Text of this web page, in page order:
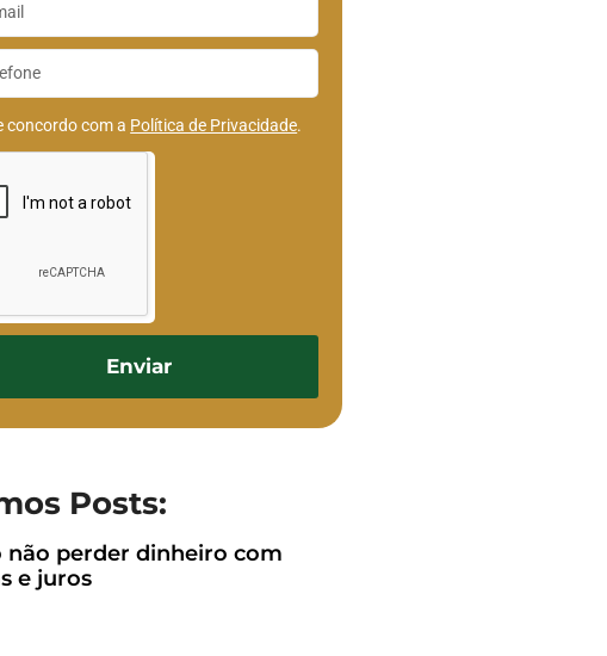
concordo com a Política de Privacidade.
Enviar
Posts:
não perder dinheiro com
e juros